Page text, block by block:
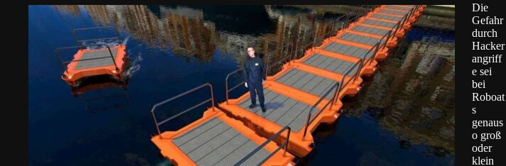
Die
Gefahr
durch
Hacker
angriff
e sei
bei
Roboat
s
genaus
o groß
oder
klein